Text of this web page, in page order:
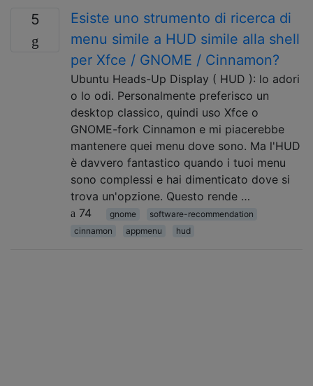
5
Esiste uno strumento di ricerca di
menu simile a HUD simile alla shell
per Xfce / GNOME / Cinnamon?
Ubuntu Heads-Up Display ( HUD ): lo adori
o lo odi. Personalmente preferisco un
desktop classico, quindi uso Xfce o
GNOME-fork Cinnamon e mi piacerebbe
mantenere quei menu dove sono. Ma l'HUD
è davvero fantastico quando i tuoi menu
sono complessi e hai dimenticato dove si
trova un'opzione. Questo rende …
74
gnome
software-recommendation
cinnamon
appmenu hud